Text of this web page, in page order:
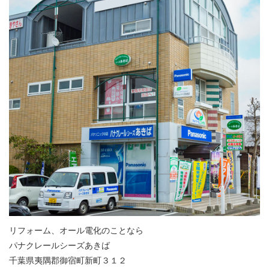
リフォーム、オール電化のことなら
パナクレールシーズあきば
千葉県夷隅郡御宿町新町３１２